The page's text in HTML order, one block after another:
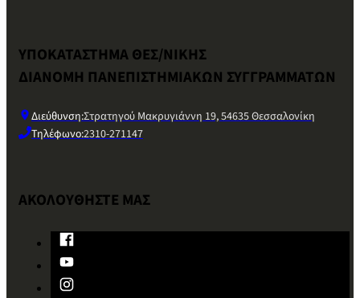
ΥΠΟΚΑΤΑΣΤΗΜΑ ΘΕΣ/ΝΙΚΗΣ
ΔΙΑΝΟΜΗ ΠΑΝΕΠΙΣΤΗΜΙΑΚΩΝ ΣΥΓΓΡΑΜΜΑΤΩΝ
Διεύθυνση:Στρατηγού Μακρυγιάννη 19, 54635 Θεσσαλονίκη
Τηλέφωνο:2310-271147
ΑΚΟΛΟΥΘΗΣΤΕ ΜΑΣ